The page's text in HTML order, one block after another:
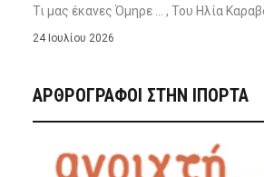
Τι μας έκανες Όμηρε … , Του Ηλία
24 Ιουλίου 2026
ΑΡΘΡΟΓΡΑΦΟΙ ΣΤΗΝ IΠΟΡΤΑ